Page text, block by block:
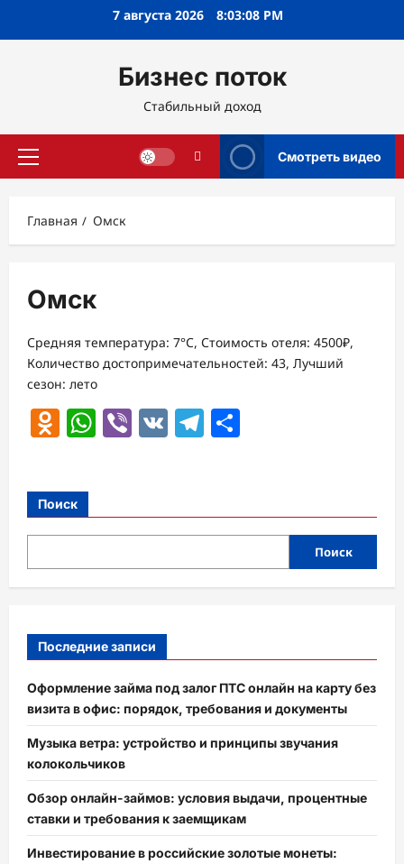
7 августа 2026 8:03:08 PM
Бизнес поток
Стабильный доход
Основное
Смотреть видео
Главная Омск
Омск
Средняя температура: 7°C, Стоимость отеля: 4500₽,
Количество достопримечательностей: 43, Лучший
сезон: лето
Odnoklassniki
WhatsApp
Viber
VK Telegram
Поиск
Поиск
Последние записи
Оформление займа под залог ПТС онлайн на карту без
визита в офис: порядок, требования и документы
Музыка ветра: устройство и принципы звучания
колокольчиков
Обзор онлайн-займов: условия выдачи, процентные
ставки и требования к заемщикам
Инвестирование в российские золотые монеты: